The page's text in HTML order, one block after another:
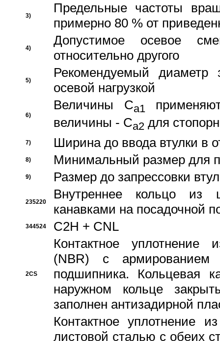
3)
Предельные частоты
примерно 80 % от
4)
Допустимое осевое
относительно другого
5)
Рекомендуемый диаметр
осевой нагрузкой
6)
Величины Ca1
величины - Ca2 для
7) Ширина до ввода втулки в
8) Минимальный размер для
9) Размер до запрессовки
235220
Внутреннее кольцо из
канавками на посадочной
344524 C2H + CNL
2CS
Контактное уплотнение
(NBR) с
подшипника. Кольцевая
наружном кольце
заполнен антизадирной
Контактное уплотнение
листовой сталью с обеих